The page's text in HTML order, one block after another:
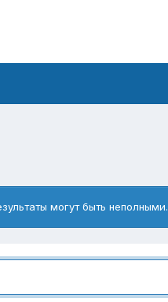
могут быть неполными.